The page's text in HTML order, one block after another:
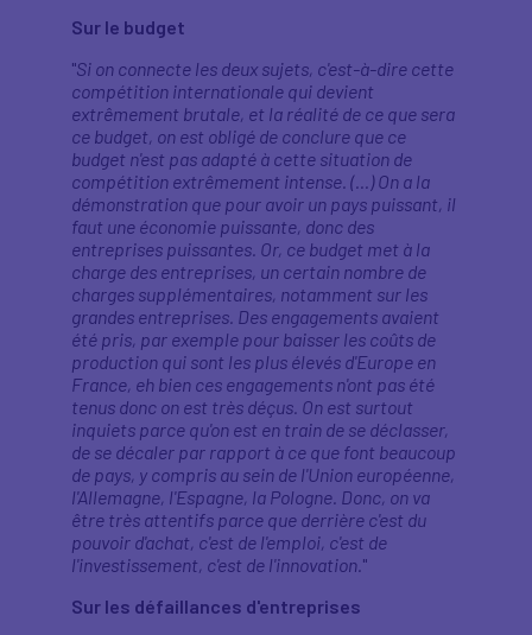
Sur le budget
"Si on connecte les deux sujets, c'est-à-dire cette
compétition internationale qui devient
extrêmement brutale, et la réalité de ce que sera
ce budget, on est obligé de conclure que ce
budget n'est pas adapté à cette situation de
compétition extrêmement intense. (...) On a la
démonstration que pour avoir un pays puissant, il
faut une économie puissante, donc des
entreprises puissantes. Or, ce budget met à la
charge des entreprises, un certain nombre de
charges supplémentaires, notamment sur les
grandes entreprises. Des engagements avaient
été pris, par exemple pour baisser les coûts de
production qui sont les plus élevés d'Europe en
France, eh bien ces engagements n'ont pas été
tenus donc on est très déçus. On est surtout
inquiets parce qu'on est en train de se déclasser,
de se décaler par rapport à ce que font beaucoup
de pays, y compris au sein de l'Union européenne,
l'Allemagne, l'Espagne, la Pologne. Donc, on va
être très attentifs parce que derrière c'est du
pouvoir d'achat, c'est de l'emploi, c'est de
l'investissement, c'est de l'innovation."
Sur les défaillances d'entreprises